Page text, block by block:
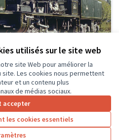
utilisés sur le site web
site Web pour améliorer la
Les cookies nous permettent
et un contenu plus
de médias sociaux.
accepter
les cookies essentiels
à vapeur
(Amicale des Anciens et Amis
Pierre-des-Corps)
à vapeur...